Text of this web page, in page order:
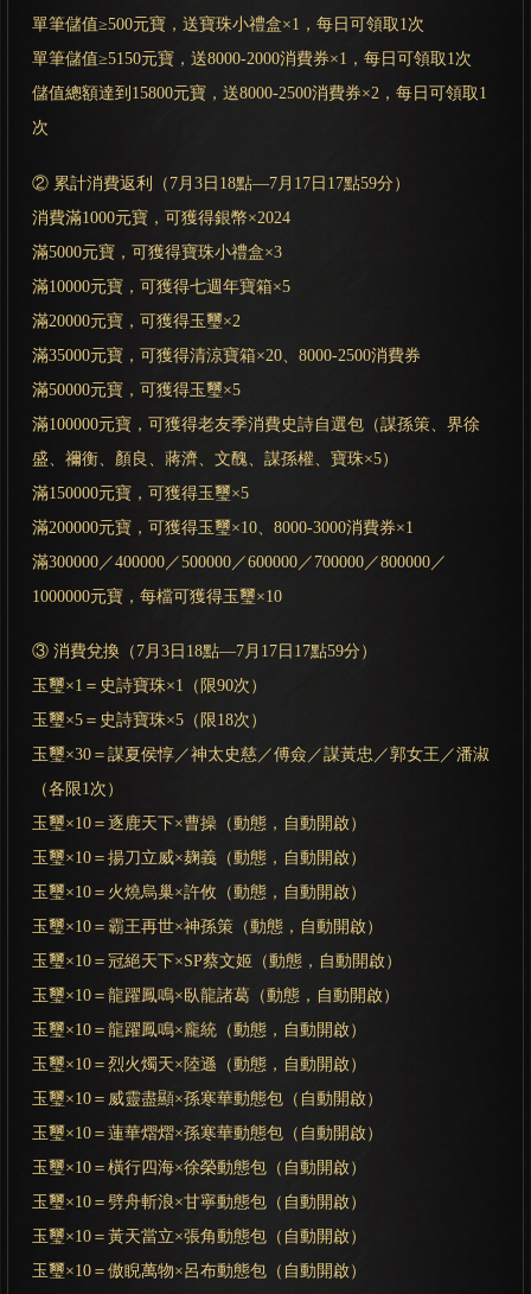
單筆儲值≥500元寶，送寶珠小禮盒×1，每日可領取1次
單筆儲值≥5150元寶，送8000-2000消費券×1，每日可領取1次
儲值總額達到15800元寶，送8000-2500消費券×2，每日可領取1
次
② 累計消費返利（7月3日18點—7月17日17點59分）
消費滿1000元寶，可獲得銀幣×2024
滿5000元寶，可獲得寶珠小禮盒×3
滿10000元寶，可獲得七週年寶箱×5
滿20000元寶，可獲得玉璽×2
滿35000元寶，可獲得清涼寶箱×20、8000-2500消費券
滿50000元寶，可獲得玉璽×5
滿100000元寶，可獲得老友季消費史詩自選包（謀孫策、界徐
盛、禰衡、顏良、蔣濟、文醜、謀孫權、寶珠×5）
滿150000元寶，可獲得玉璽×5
滿200000元寶，可獲得玉璽×10、8000-3000消費券×1
滿300000／400000／500000／600000／700000／800000／
1000000元寶，每檔可獲得玉璽×10
③ 消費兌換（7月3日18點—7月17日17點59分）
玉璽×1＝史詩寶珠×1（限90次）
玉璽×5＝史詩寶珠×5（限18次）
玉璽×30＝謀夏侯惇／神太史慈／傅僉／謀黃忠／郭女王／潘淑
（各限1次）
玉璽×10＝逐鹿天下×曹操（動態，自動開啟）
玉璽×10＝揚刀立威×麹義（動態，自動開啟）
玉璽×10＝火燒烏巢×許攸（動態，自動開啟）
玉璽×10＝霸王再世×神孫策（動態，自動開啟）
玉璽×10＝冠絕天下×SP蔡文姬（動態，自動開啟）
玉璽×10＝龍躍鳳鳴×臥龍諸葛（動態，自動開啟）
玉璽×10＝龍躍鳳鳴×龐統（動態，自動開啟）
玉璽×10＝烈火燭天×陸遜（動態，自動開啟）
玉璽×10＝威靈盡顯×孫寒華動態包（自動開啟）
玉璽×10＝蓮華熠熠×孫寒華動態包（自動開啟）
玉璽×10＝橫行四海×徐榮動態包（自動開啟）
玉璽×10＝劈舟斬浪×甘寧動態包（自動開啟）
玉璽×10＝黃天當立×張角動態包（自動開啟）
玉璽×10＝傲睨萬物×呂布動態包（自動開啟）